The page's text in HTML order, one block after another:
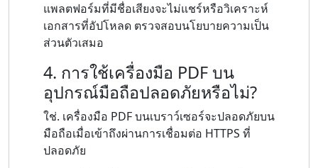
แพลตฟอร์มที่มีชื่อเสียงจะไม่แชร์หรือวิเคราะห์
เอกสารที่อัปโหลด ตรวจสอบนโยบายความเป็น
ส่วนตัวเสมอ
4. การใช้เครื่องมือ PDF บน
อุปกรณ์มือถือปลอดภัยหรือไม่?
ใช่. เครื่องมือ PDF บนเบราว์เซอร์จะปลอดภัยบน
มือถือเมื่อเข้าถึงผ่านการเชื่อมต่อ HTTPS ที่
ปลอดภัย